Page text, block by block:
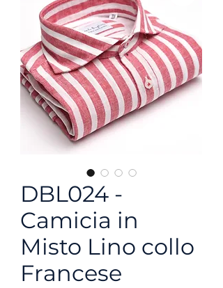
DBL024 -
Camicia in
Misto Lino collo
Francese